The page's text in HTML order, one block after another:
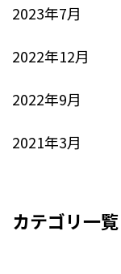
2023年7月
2022年12月
2022年9月
2021年3月
カテゴリ一覧